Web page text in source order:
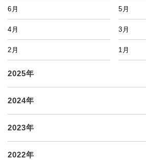
6月 5月
4月 3月
2月 1月
2025年
2024年
2023年
2022年